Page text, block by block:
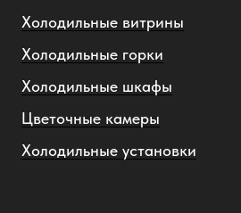
Холодильные витрины
Холодильные горки
Холодильные шкафы
Цветочные камеры
Холодильные установки